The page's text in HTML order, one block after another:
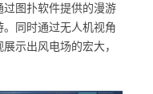
图扑软件提供的漫游
同时通过无人机视角
示出风电场的宏大，